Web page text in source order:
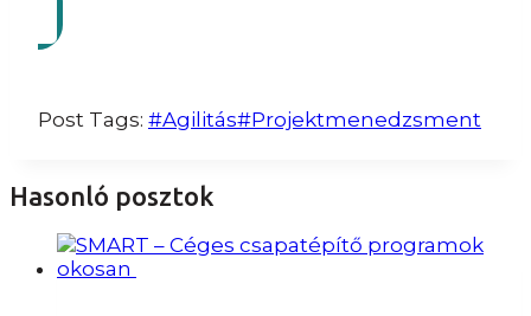
Post Tags: #Agilitás#Projektmenedzsment
Hasonló posztok